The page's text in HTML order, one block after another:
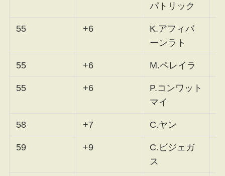
パトリック
55 +6
K.アフィバ
ーンラト
55 +6 M.ペレイラ
55 +6
P.コンワット
マイ
58 +7 C.ヤン
59 +9
C.ビジェガ
ス